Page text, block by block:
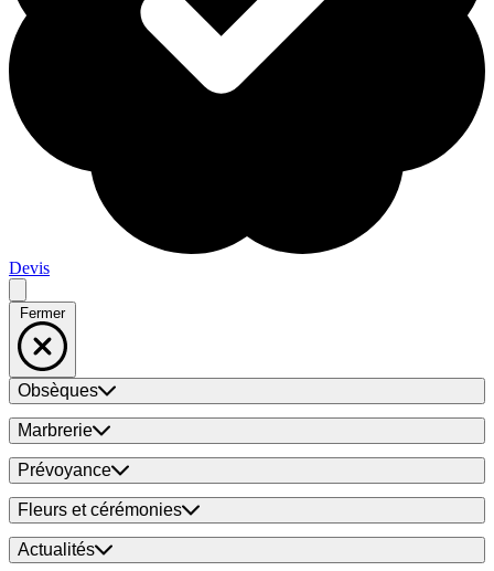
Devis
Fermer
Obsèques
Marbrerie
Prévoyance
Fleurs et cérémonies
Actualités